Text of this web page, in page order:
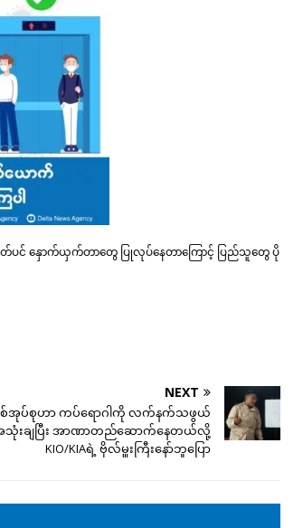
နှောက်ယှက်တာတွေ ပြုလုပ်နေတာကြောင့် ပြည်သူတွေ ပို
NEXT
အုပ်စုဟာ ကပ်ရောဂါကို လက်နက်သဖွယ်
းချပြီး အာဏာတည်ဆောက်နေတယ်လို့
KIO/KIAရဲ့ ဗိုလ်မှူးကြီးနော်ဘူပြော